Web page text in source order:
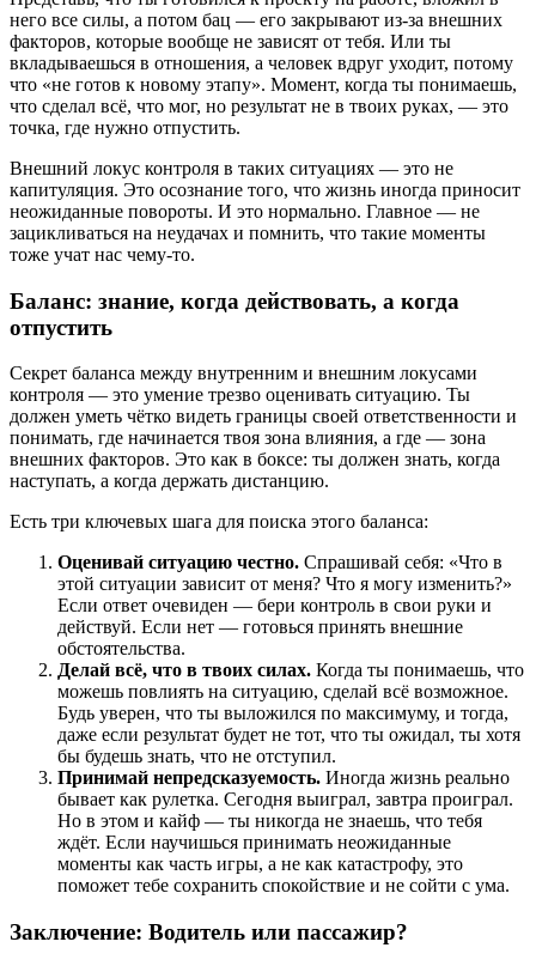
него все силы, а потом бац — его закрывают из-за внешних
факторов, которые вообще не зависят от тебя. Или ты
вкладываешься в отношения, а человек вдруг уходит, потому
что «не готов к новому этапу». Момент, когда ты понимаешь,
что сделал всё, что мог, но результат не в твоих руках, — это
точка, где нужно отпустить.
Внешний локус контроля в таких ситуациях — это не
капитуляция. Это осознание того, что жизнь иногда приносит
неожиданные повороты. И это нормально. Главное — не
зацикливаться на неудачах и помнить, что такие моменты
тоже учат нас чему-то.
Баланс: знание, когда действовать, а когда
отпустить
Секрет баланса между внутренним и внешним локусами
контроля — это умение трезво оценивать ситуацию. Ты
должен уметь чётко видеть границы своей ответственности и
понимать, где начинается твоя зона влияния, а где — зона
внешних факторов. Это как в боксе: ты должен знать, когда
наступать, а когда держать дистанцию.
Есть три ключевых шага для поиска этого баланса:
Оценивай ситуацию честно. Спрашивай себя: «Что в
этой ситуации зависит от меня? Что я могу изменить?»
Если ответ очевиден — бери контроль в свои руки и
действуй. Если нет — готовься принять внешние
обстоятельства.
Делай всё, что в твоих силах. Когда ты понимаешь, что
можешь повлиять на ситуацию, сделай всё возможное.
Будь уверен, что ты выложился по максимуму, и тогда,
даже если результат будет не тот, что ты ожидал, ты хотя
бы будешь знать, что не отступил.
Принимай непредсказуемость. Иногда жизнь реально
бывает как рулетка. Сегодня выиграл, завтра проиграл.
Но в этом и кайф — ты никогда не знаешь, что тебя
ждёт. Если научишься принимать неожиданные
моменты как часть игры, а не как катастрофу, это
поможет тебе сохранить спокойствие и не сойти с ума.
Заключение: Водитель или пассажир?